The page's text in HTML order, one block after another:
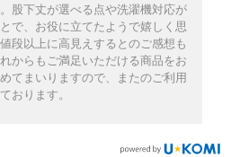
股下丈が選べる点や洗濯機対応が
で、お役に立てたようで嬉しく思
段以上に高見えするとのご感想も
からもご満足いただける商品をお
てまいりますので、またのご利用
おります。